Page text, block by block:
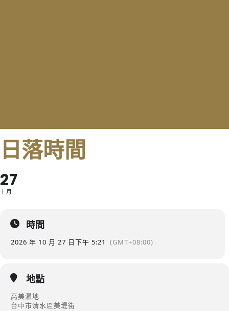
日落時間
27
十月
時間
2026 年 10 月 27 日下午 5:21 (GMT+08:00)
地點
高美濕地
台中市清水區美堤街